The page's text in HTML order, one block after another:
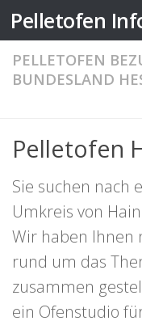
Zum Inhalt
Pelletofen
PELLETOFEN
BUNDESLAND
Pelletofen
Sie suchen nach
Umkreis von
Wir haben Ihnen
rund um das
zusammen
ein Ofenstudio